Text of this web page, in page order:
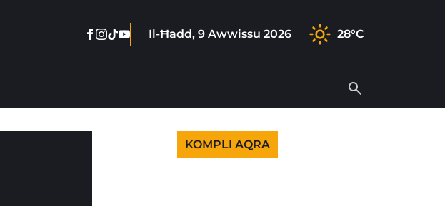
Facebook
Instagram
Tiktok
YoutubeIl-Ħadd, 9 Awwissu 2026 28°C
KOMPLI AQRA